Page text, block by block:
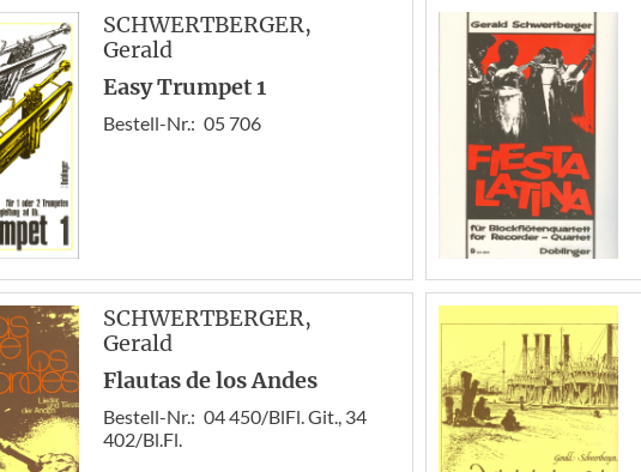
SCHWERTBERGER,
Gerald
Easy Trumpet 1
Bestell-Nr.: 05 706
SCHWERTBERGER,
Gerald
Flautas de los Andes
Bestell-Nr.: 04 450/BlFl. Git., 34
402/Bl.Fl.